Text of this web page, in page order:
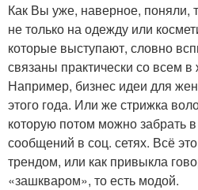
Как Вы уже, наверное, поняли,
не только на одежду или
которые выступают, словно
связаны практически со всем в
Например, бизнес идеи для
этого года. Или же стрижка
которую потом можно забрать
сообщений в соц. сетях. Всё
трендом, или как привыкла
«зашкваром», то есть модой.